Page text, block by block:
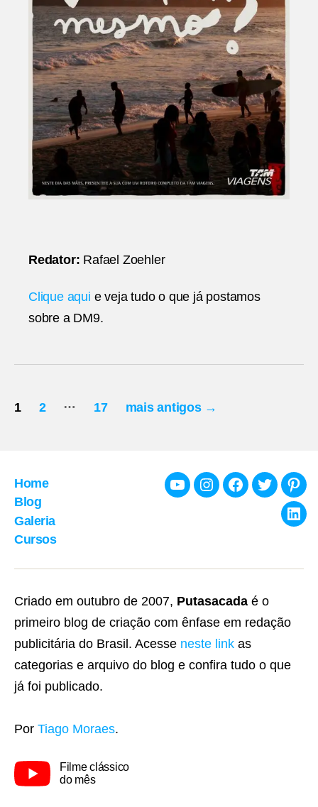
Redator: Rafael Zoehler
Clique aqui e veja tudo o que já postamos
sobre a DM9.
Paginação
1 2 … 17 mais antigos →
Home
Blog
Galeria
Cursos
YoutubeInstagramFacebook
Twitter
Criado em outubro de 2007, Putasacada é o
primeiro blog de criação com ênfase em redação
publicitária do Brasil. Acesse neste link as
categorias e arquivo do blog e confira tudo o que
já foi publicado.
Por Tiago Moraes.
Filme clássico
do mês